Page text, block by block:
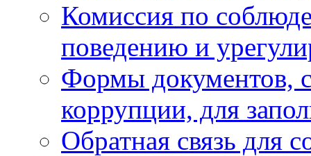
Комиссия по
поведению и
Формы документов,
коррупции, для
Обратная связь для